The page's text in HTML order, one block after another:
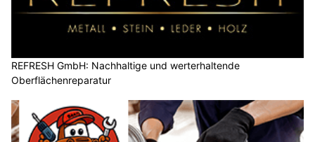
REFRESH GmbH: Nachhaltige und werterhaltende
Oberflächenreparatur